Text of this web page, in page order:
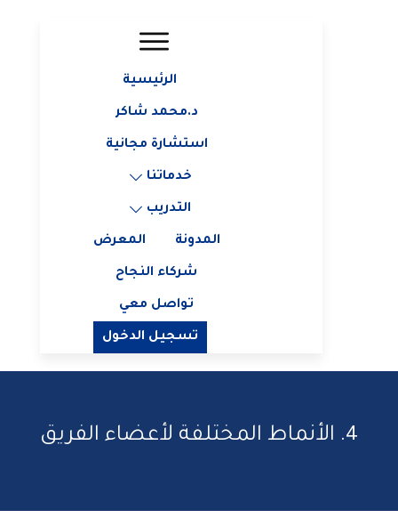
الرئيسية
د.محمد شاكر
استشارة مجانية
خدماتنا
التدريب
المدونة المعرض
شركاء النجاح
تواصل معي
تسجيل الدخول